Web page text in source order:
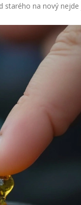
starého na nový nejde